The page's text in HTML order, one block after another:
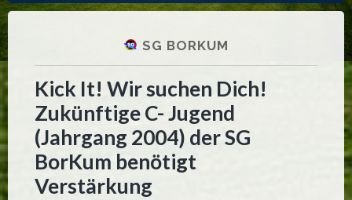
SG BORKUM
Kick It! Wir suchen Dich!
Zukünftige C- Jugend
(Jahrgang 2004) der SG
BorKum benötigt
Verstärkung